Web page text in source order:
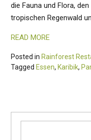
die Fauna und Flora,
tropischen Regenwald
READ MORE
Posted in Rainforest
Tagged Essen, Karibik,